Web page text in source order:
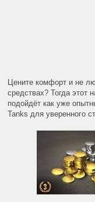
Цените комфорт и не
средствах? Тогда этот
подойдёт как уже
Tanks для уверенного